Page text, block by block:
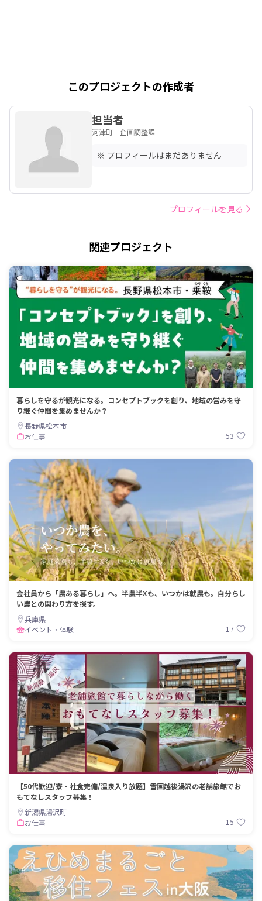
このプロジェクトの作成者
担当者
河津町 企画調整課
※ プロフィールはまだありません
プロフィールを見る
関連プロジェクト
暮らしを守るが観光になる。コンセプトブックを創り、地域の営みを守
り継ぐ仲間を集めませんか？
長野県松本市
お仕事
53
会社員から「農ある暮らし」へ。半農半Xも、いつかは就農も。自分らし
い農との関わり方を探す。
兵庫県
イベント・体験
17
【50代歓迎/寮・社食完備/温泉入り放題】雪国越後湯沢の老舗旅館でお
もてなしスタッフ募集！
新潟県湯沢町
お仕事
15